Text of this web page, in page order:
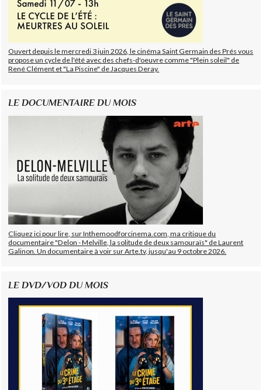
Ouvert depuis le mercredi 3 juin 2026, le cinéma Saint Germain des Prés vous
propose un cycle de l'été avec des chefs-d'oeuvre comme "Plein soleil" de
René Clément et "La Piscine" de Jacques Deray.
LE DOCUMENTAIRE DU MOIS
Cliquez ici pour lire, sur Inthemoodforcinema.com, ma critique du
documentaire "Delon - Melville, la solitude de deux samouraïs" de Laurent
Galinon. Un documentaire à voir sur Arte.tv, jusqu'au 9 octobre 2026.
LE DVD/VOD DU MOIS